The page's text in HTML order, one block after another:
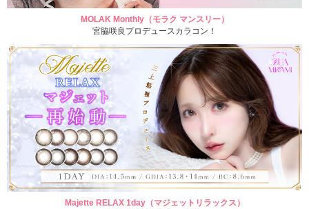
MOLAK Monthly（モラク マンスリー）
宮脇咲良プロデュースカラコン！
Majette RELAX 1day（マジェットリラックス）